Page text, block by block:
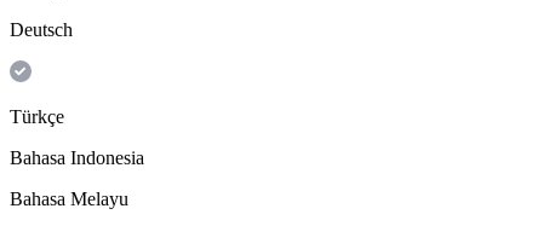
Deutsch
Türkçe
Bahasa Indonesia
Bahasa Melayu